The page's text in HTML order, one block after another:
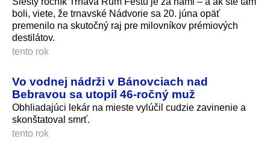
boli, viete, že trnavské Nádvorie sa 20. júna opäť
premenilo na skutočný raj pre milovníkov prémiových
destilátov.
tento rok
Vo vodnej nádrži v Bánovciach nad
Bebravou sa utopil 46-ročný muž
Obhliadajúci lekár na mieste vylúčil cudzie zavinenie a
skonštatoval smrť.
tento rok